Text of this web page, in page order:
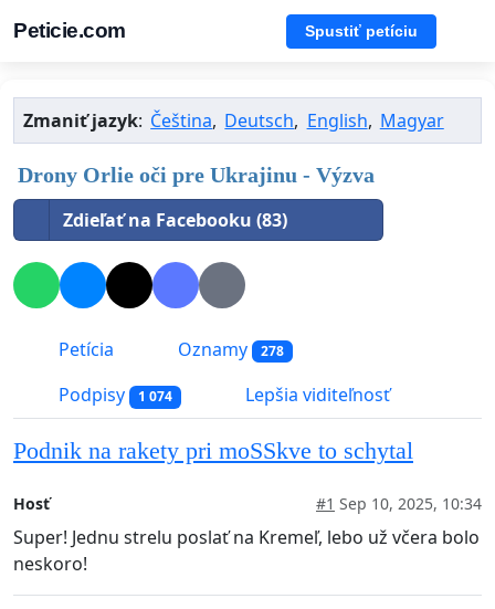
Peticie.com Spustiť petíciu
Zmaniť jazyk: Čeština, Deutsch, English, Magyar
Drony Orlie oči pre Ukrajinu - Výzva
Zdieľať na Facebooku (83)
Petícia Oznamy 278
Podpisy 1 074 Lepšia viditeľnosť
Podnik na rakety pri moSSkve to schytal
Hosť #1 Sep 10, 2025, 10:34
Super! Jednu strelu poslať na Kremeľ, lebo už včera bolo
neskoro!